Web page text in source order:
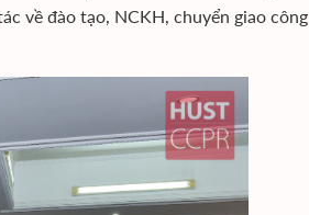
về đào tạo, NCKH, chuyển giao công